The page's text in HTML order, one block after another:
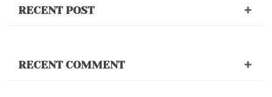
RECENT POST
RECENT COMMENT